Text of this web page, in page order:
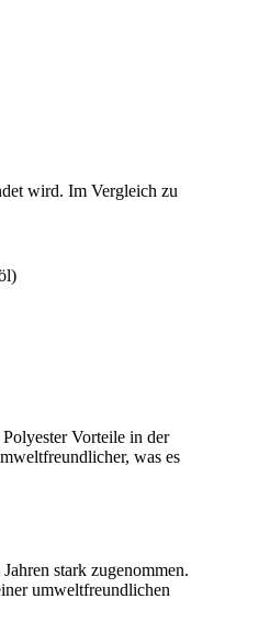
wird. Im Vergleich zu
Vorteile in der
was es
stark zugenommen.
umweltfreundlichen